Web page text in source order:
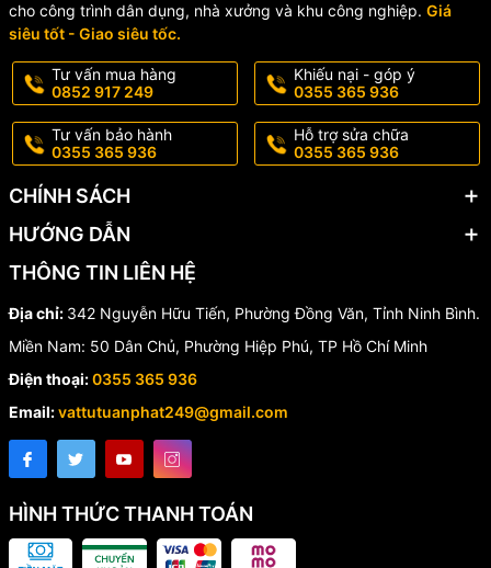
LB12 Chính Hãng Ở Đâu?
Nếu bạn đang tìm kiếm
cụm 2 nhấn vuông LB12 chính hãng
Hùng Anh, hãy lựa chọn đơn vị cung cấp uy tín để đảm bảo chất
Hotline:0355.365.936 - 0852
917 249
cho công trình dân dụng, nhà xưởng và khu công nghiệp. Giá
siêu tốt - Giao siêu tốc.
Tư vấn mua hàng
0852 917 249
Khiếu nại - góp ý
0355 365 936
Tư vấn bảo hành
0355 365 936
Hỗ trợ sửa chữa
0355 365 936
CHÍNH SÁCH
HƯỚNG DẪN
THÔNG TIN LIÊN HỆ
Địa chỉ: 342 Nguyễn Hữu Tiến, Phường Đồng Văn, Tỉnh Ninh Bình.
Miền Nam: 50 Dân Chủ, Phường Hiệp Phú, TP Hồ Chí Minh
Điện thoại:0355 365 936
Email:vattutuanphat249@gmail.com
HÌNH THỨC THANH TOÁN